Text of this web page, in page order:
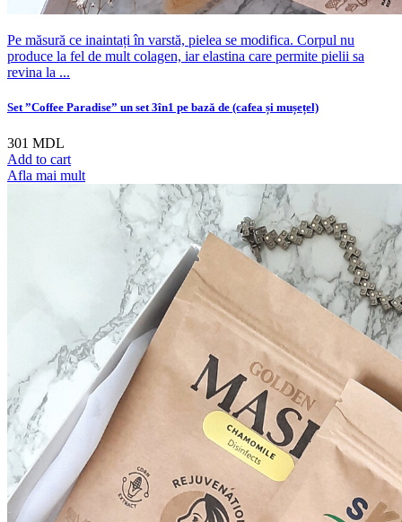
Pe măsură ce inaintați în varstă, pielea se modifica. Corpul nu
produce la fel de mult colagen, iar elastina care permite pielii sa
revina la ...
Set ”Coffee Paradise” un set 3în1 pe bază de (cafea și mușețel)
301 MDL
Add to cart
Afla mai mult